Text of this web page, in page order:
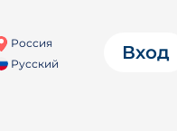
Россия
Русский
Вход